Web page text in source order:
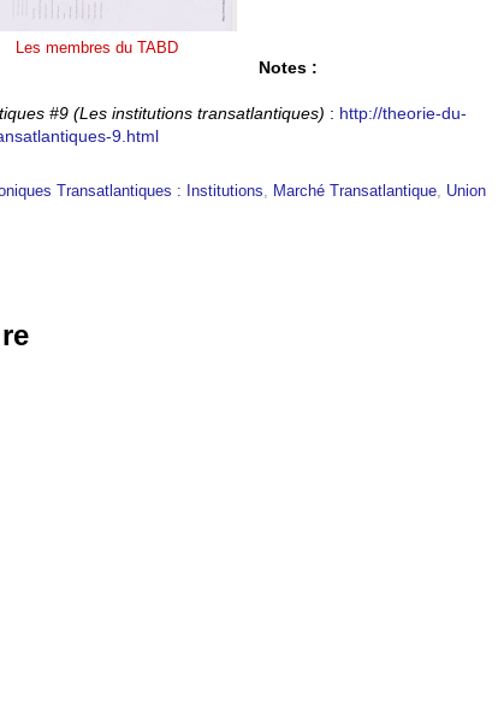
Les membres du TABD
Notes :
#9 (Les institutions transatlantiques) : http://theorie-du-
9.html
Transatlantiques : Institutions, Marché Transatlantique, Union